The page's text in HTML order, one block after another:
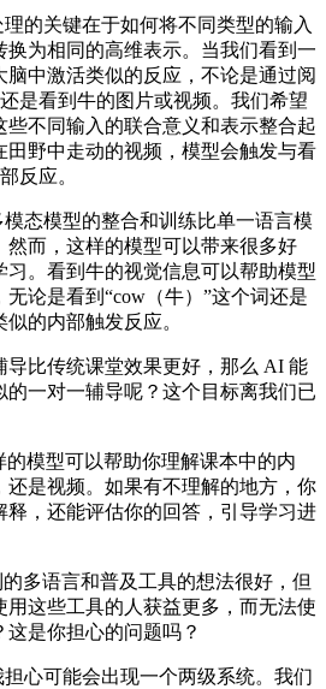
的关键在于如何将不同类型的输入
为相同的高维表示。当我们看到一
中激活类似的反应，不论是通过阅
是看到牛的图片或视频。我们希望
不同输入的联合意义和表示整合起
田野中走动的视频，模型会触发与看
反应。
态模型的整合和训练比单一语言模
然而，这样的模型可以带来很多好
。看到牛的视觉信息可以帮助模型
论是看到“cow（牛）”这个词还是
的内部触发反应。
比传统课堂效果更好，那么 AI 能
一对一辅导呢？这个目标离我们已
模型可以帮助你理解课本中的内
还是视频。如果有不理解的地方，你
释，还能评估你的回答，引导学习进
多语言和普及工具的想法很好，但
用这些工具的人获益更多，而无法使
是你担心的问题吗？
心可能会出现一个两级系统。我们